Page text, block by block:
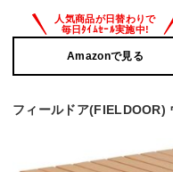
Amazonで見る
フィールドア(FIELDOOR)